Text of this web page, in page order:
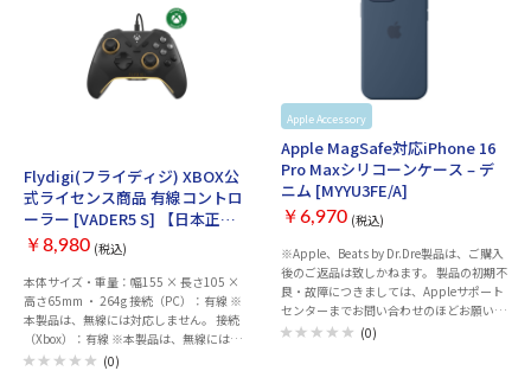
サー / 振動機能（グリップ） 対応プラット
応モード：XBOXモード / DS4モード /
Switchモード ※DSモードは搭載します
が、PSシリーズでは本製品は動作しませ
ん。 保証期間：1年間 内容物：本体 / 充電
ドック / USBドングル / 1.5m USB TYPE-C
ケーブル / D-Pad キャップ / マニュアル /
サポートカード
Flydigi(フライディジ) XBOX公
式ライセンス商品 有線コントロ
ーラー [VADER5 S] 【日本正規
代理店品】
￥8,980 (税込)
本体サイズ・重量：幅155 × 長さ105 ×
高さ65mm ・ 264g 接続（PC）：有線 ※
本製品は、無線には対応しません。 接続
（Xbox）：有線 ※本製品は、無線には対
応しません。 ポーリングレート：
(0)
Apple Accessory
Apple MagSafe対応iPhone 16
Pro Maxシリコーンケース – デ
ニム [MYYU3FE/A]
￥6,970 (税込)
※Apple、Beats by Dr.Dre製品は、ご購入
後のご返品は致しかねます。 製品の初期不
良・故障につきましては、Appleサポート
センターまでお問い合わせのほどお願いい
たします。 製品には保証書が付属致しませ
(0)